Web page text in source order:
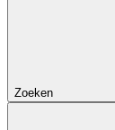
Zoeken